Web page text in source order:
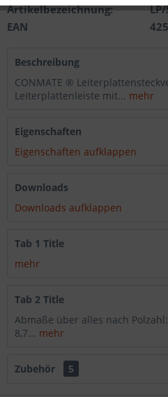
Artikelbezeichnung:
EAN
Beschreibung
CONMATE ®
Leiterplattenleiste mit... mehr
Eigenschaften
Eigenschaften aufklappen
Downloads
Downloads aufklappen
Tab 1 Title
mehr
Tab 2 Title
Abmaße über alles nach
8,7... mehr
Zubehör 5